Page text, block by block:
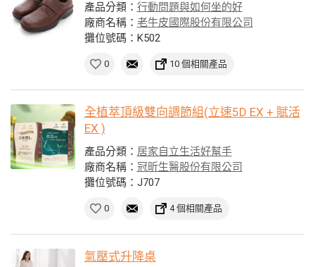
產品分類： 行動問題與如何坐的好
廠商名稱： 老牛皮國際股份有限公司
攤位號碼：K502
0 10 個相關產品
全植萃頂級雙向調節組(立速5D EX + 賦活
EX )
產品分類： 居家自立生活好幫手
廠商名稱： 冠昕生醫股份有限公司
攤位號碼：J707
0 4 個相關產品
氣壓式升降桌